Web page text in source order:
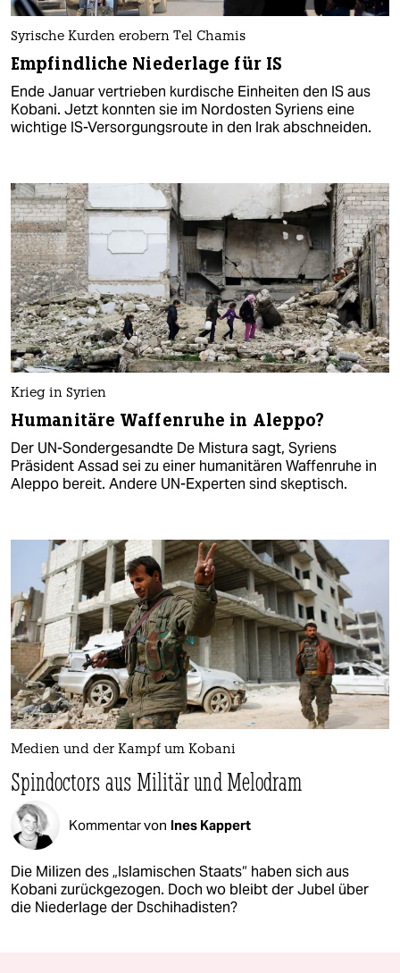
Syrische Kurden erobern Tel Chamis
Empfindliche Niederlage für IS
Ende Januar vertrieben kurdische Einheiten den IS aus
Kobani. Jetzt konnten sie im Nordosten Syriens eine
wichtige IS-Versorgungsroute in den Irak abschneiden.
Krieg in Syrien
Humanitäre Waffenruhe in Aleppo?
Der UN-Sondergesandte De Mistura sagt, Syriens
Präsident Assad sei zu einer humanitären Waffenruhe in
Aleppo bereit. Andere UN-Experten sind skeptisch.
Medien und der Kampf um Kobani
Spindoctors aus Militär und Melodram
Kommentar von Ines Kappert
Die Milizen des „Islamischen Staats“ haben sich aus
Kobani zurückgezogen. Doch wo bleibt der Jubel über
die Niederlage der Dschihadisten?